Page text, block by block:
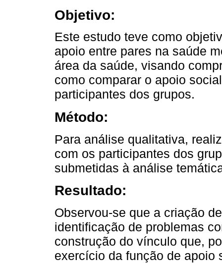
Objetivo:
Este estudo teve como
apoio entre pares na saúde
área da saúde, visando
como comparar o apoio
participantes dos grupos.
Método:
Para análise qualitativa,
com os participantes dos
submetidas à análise
Resultado:
Observou-se que a criação
identificação de problemas
construção do vínculo que,
exercício da função de apoio